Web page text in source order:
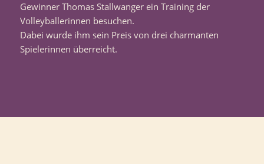
Gewinner Thomas Stallwanger ein Training der
Volleyballerinnen besuchen.
Dabei wurde ihm sein Preis von drei charmanten
Spielerinnen überreicht.